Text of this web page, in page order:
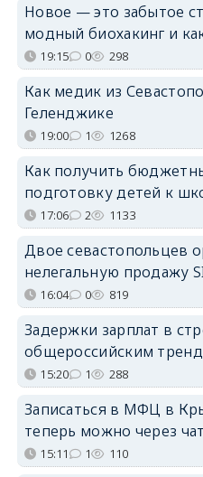
Новое — это забытое
модный биохакинг и
19:15 0 298
Как медик из
Геленджике
19:00 1 1268
Как получить
подготовку детей к
17:06 2 1133
Двое севастопольцев
нелегальную продажу
16:04 0 819
Задержки зарплат в
общероссийским
15:20 1 288
Записаться в МФЦ в
теперь можно через
15:11 1 110